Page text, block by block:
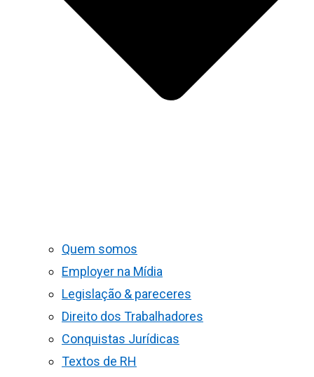
Quem somos
Employer na Mídia
Legislação & pareceres
Direito dos Trabalhadores
Conquistas Jurídicas
Textos de RH